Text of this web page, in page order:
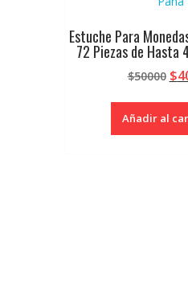
Estuche Para
72 Piezas de Hasta
$50000 El
$
Añadir al